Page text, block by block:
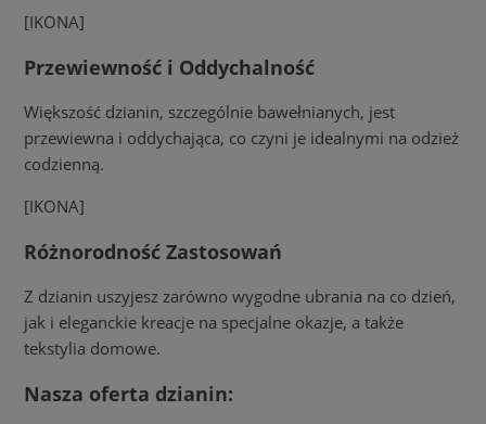
[IKONA]
Przewiewność i Oddychalność
Większość dzianin, szczególnie bawełnianych, jest
przewiewna i oddychająca, co czyni je idealnymi na odzież
codzienną.
[IKONA]
Różnorodność Zastosowań
Z dzianin uszyjesz zarówno wygodne ubrania na co dzień,
jak i eleganckie kreacje na specjalne okazje, a także
tekstylia domowe.
Nasza oferta dzianin: